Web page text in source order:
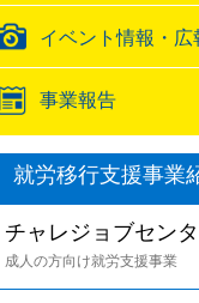
イベント情報・広
事業報告
就労移行支援事業
チャレジョブセン
成人の方向け就労支援事業